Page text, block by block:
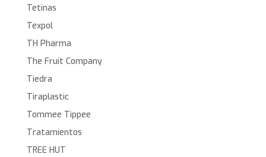
Tetinas
Texpol
TH Pharma
The Fruit Company
Tiedra
Tiraplastic
Tommee Tippee
Tratamientos
TREE HUT